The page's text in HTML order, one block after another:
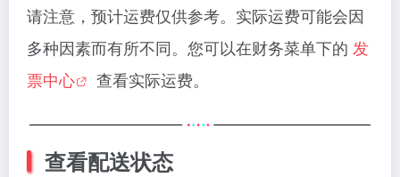
请注意，预计运费仅供参考。实际运费可能会因
多种因素而有所不同。您可以在财务菜单下的 发
票中心
查看实际运费。
查看配送状态